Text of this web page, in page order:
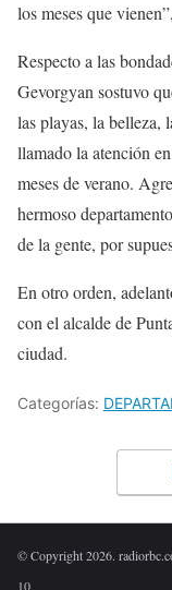
los meses que
Respecto a las
Gevorgyan sostuvo
las playas, la belleza,
llamado la atención
meses de verano.
hermoso
de la gente, por
En otro orden,
con el alcalde de
ciudad.
Categorías:
© Copyright 2026.
10